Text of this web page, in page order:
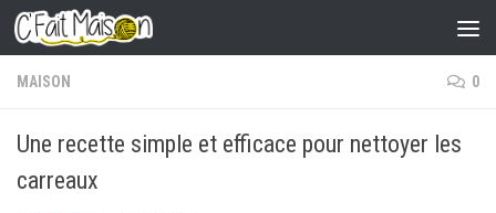
Skip to content
MAISON 0
Une recette simple et efficace pour nettoyer les
carreaux